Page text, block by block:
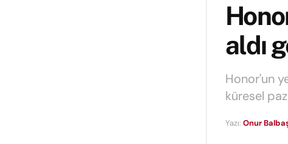
aldı
Honor'un
küresel
Yazı: Onur